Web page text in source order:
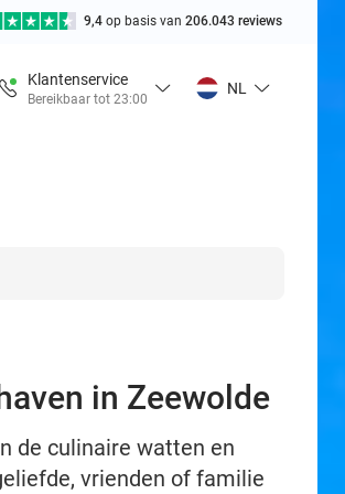
9,4 op basis van 206.043 reviews
Klantenservice
Bereikbaar tot 23:00
NL
in Zeewolde
de culinaire watten en
vrienden of familie